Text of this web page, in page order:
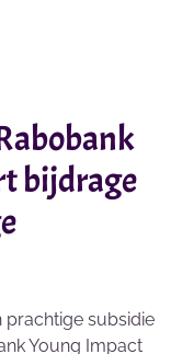
bijdrage
prachtige subsidie
Young Impact